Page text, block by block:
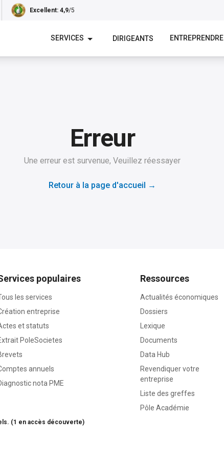
Excellent: 4,9/5
SERVICES DIRIGEANTS ENTREPRENDRE
Erreur
Une erreur est survenue, Veuillez réessayer
Retour à la page d'accueil →
populaires
les services
entreprise
et statuts
PoleSocietes
annuels
nota PME
Ressources
Actualités économiques
Dossiers
Lexique
Documents
Data Hub
Revendiquer votre
entreprise
Liste des greffes
Pôle Académie
(1 en accès découverte)